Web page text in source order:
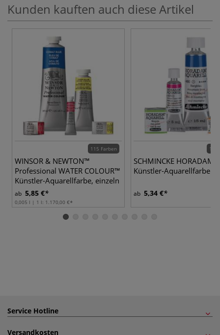
Kunden kauften auch diese Artikel
115 Farben
WINSOR & NEWTON™
Professional WATER COLOUR™
Künstler-Aquarellfarbe, einzeln
ab 5,85 €
0,005 l | 1 l: 1.170,00 €
139
SCHMINCKE HORADAM®
Künstler-Aquarellfarben
ab 5,34 €
Service Hotline
Versandkosten